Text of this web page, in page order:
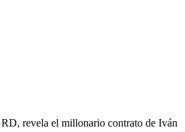
revela el millonario contrato de Iván